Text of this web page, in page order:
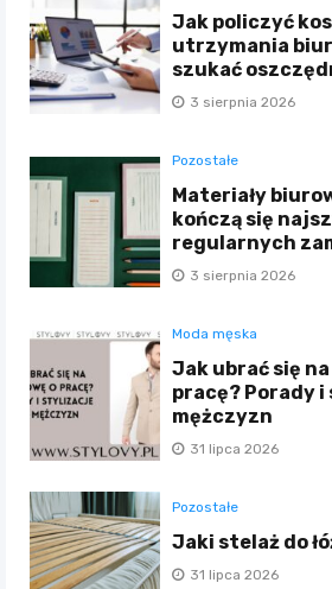
Jak policzyć
utrzymania
szukać
3 sierpnia 2026
Pozostałe
Materiały
kończą się
regularnych
3 sierpnia 2026
Moda męska
Jak ubrać się
pracę? Porady
mężczyzn
31 lipca 2026
Pozostałe
Jaki stelaż do
31 lipca 2026